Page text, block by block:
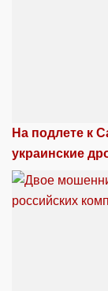
На подлете к
украинские